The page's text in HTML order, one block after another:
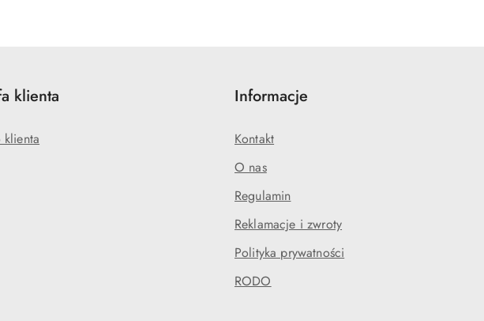
klienta
klienta
Informacje
Kontakt
O nas
Regulamin
Reklamacje i zwroty
Polityka prywatności
RODO